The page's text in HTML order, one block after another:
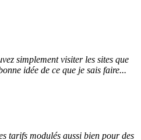
simplement visiter les sites que
idée de ce que je sais faire...
tarifs modulés aussi bien pour des